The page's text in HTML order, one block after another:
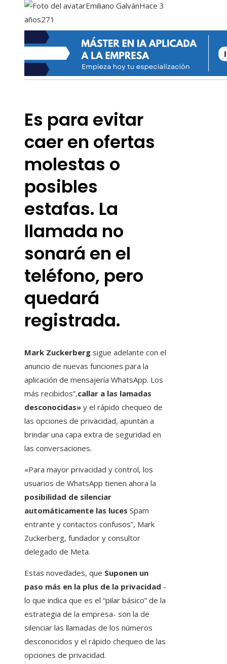
Emiliano GalvánHace 3
años271
Es para evitar
caer en ofertas
molestas o
posibles
estafas. La
llamada no
sonará en el
teléfono, pero
quedará
registrada.
Mark Zuckerberg sigue adelante con el
anuncio de nuevas funciones para la
aplicación de mensajería WhatsApp. Los
más recibidos”,callar a las lamadas
desconocidas» y el rápido chequeo de
las opciones de privacidad, apuntan a
brindar una capa extra de seguridad en
las conversaciones.
«Para mayor privacidad y control, los
usuarios de WhatsApp tienen ahora la
posibilidad de silenciar
automáticamente las luces Spam
entrante y contactos confusos”, Mark
Zuckerberg, fundador y consultor
delegado de Meta.
Estas novedades, que Suponen un
paso más en la plus de la privacidad -
lo que indica que es el “pilar básico” de la
estrategia de la empresa- son la de
silenciar las llamadas de los números
desconocidos y el rápido chequeo de las
opciones de privacidad.